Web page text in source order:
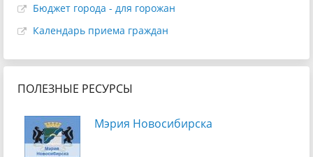
Бюджет города - для горожан
Календарь приема граждан
ПОЛЕЗНЫЕ РЕСУРСЫ
Мэрия Новосибирска